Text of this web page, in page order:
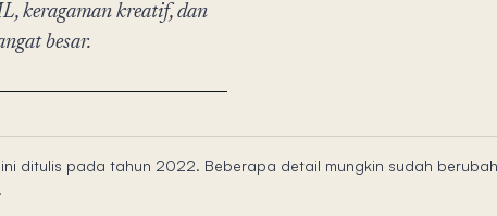
keragaman kreatif, dan
besar.
ditulis pada tahun 2022. Beberapa detail mungkin sudah